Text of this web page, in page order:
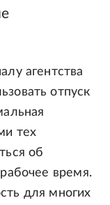
агентства
отпуск
тех
об
время.
для многих